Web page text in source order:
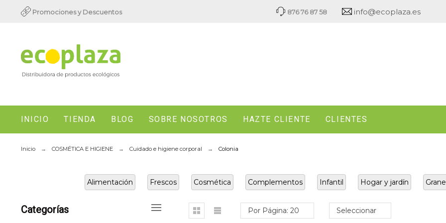
Promociones y Descuentos 876 76 87 58 info@ecoplaza.es
INICIO TIENDA BLOG SOBRE NOSOTROS HAZTE CLIENTE CLIENTES
Inicio COSMÉTICA E HIGIENE Cuidado e higiene corporal Colonia
Alimentación Frescos Cosmética Complementos Infantil Hogar y jardín
Categorías Por Página: 20 Seleccionar